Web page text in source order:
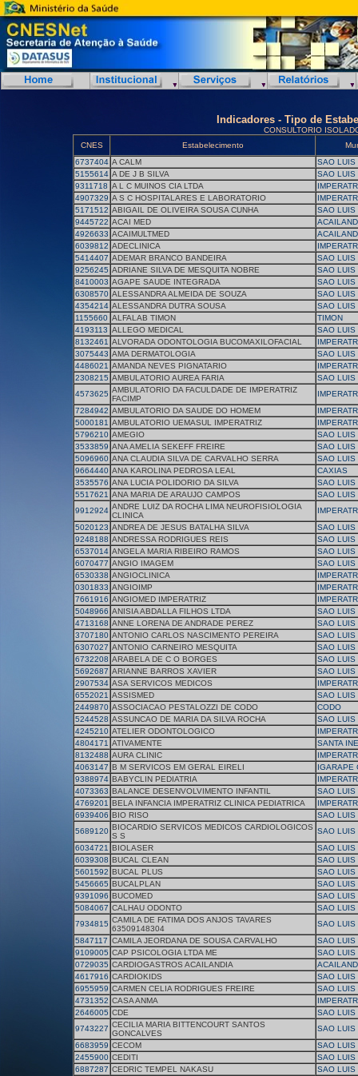
Indicadores - Tipo de
CONSULTORIO
CNES
Estabelecimento
6737404 A CALM
SAO LUIS
5155614 A DE J B SILVA
SAO LUIS
9311718 A L C MUINOS CIA LTDA
4907329 A S C HOSPITALARES E LABORATORIO
5171512 ABIGAIL DE OLIVEIRA SOUSA CUNHA
SAO LUIS
9445722 ACAI MED
4926633 ACAIMULTMED
6039812 ADECLINICA
5414407 ADEMAR BRANCO BANDEIRA
SAO LUIS
9256245 ADRIANE SILVA DE MESQUITA NOBRE
SAO LUIS
8410003 AGAPE SAUDE INTEGRADA
SAO LUIS
6308570 ALESSANDRA ALMEIDA DE SOUZA
SAO LUIS
4354214 ALESSANDRA DUTRA SOUSA
SAO LUIS
1155660 ALFALAB TIMON
TIMON
4193113 ALLEGO MEDICAL
SAO LUIS
8132461 ALVORADA ODONTOLOGIA BUCOMAXILOFACIAL
3075443 AMA DERMATOLOGIA
SAO LUIS
4486021 AMANDA NEVES PIGNATARIO
2308215 AMBULATORIO AUREA FARIA
SAO LUIS
4573625 AMBULATORIO DA FACULDADE DE IMPERATRIZ
FACIMP
7284942 AMBULATORIO DA SAUDE DO HOMEM
5000181 AMBULATORIO UEMASUL IMPERATRIZ
5796210 AMEGIO
SAO LUIS
3533859 ANA AMELIA SEKEFF FREIRE
SAO LUIS
5096960 ANA CLAUDIA SILVA DE CARVALHO SERRA
SAO LUIS
9664440 ANA KAROLINA PEDROSA LEAL
CAXIAS
3535576 ANA LUCIA POLIDORIO DA SILVA
SAO LUIS
5517621 ANA MARIA DE ARAUJO CAMPOS
SAO LUIS
9912924 ANDRE LUIZ DA ROCHA LIMA NEUROFISIOLOGIA
CLINICA
5020123 ANDREA DE JESUS BATALHA SILVA
SAO LUIS
9248188 ANDRESSA RODRIGUES REIS
SAO LUIS
6537014 ANGELA MARIA RIBEIRO RAMOS
SAO LUIS
6070477 ANGIO IMAGEM
SAO LUIS
6530338 ANGIOCLINICA
0301833 ANGIOIMP
7661916 ANGIOMED IMPERATRIZ
5048966 ANISIA ABDALLA FILHOS LTDA
SAO LUIS
4713168 ANNE LORENA DE ANDRADE PEREZ
SAO LUIS
3707180 ANTONIO CARLOS NASCIMENTO PEREIRA
SAO LUIS
6307027 ANTONIO CARNEIRO MESQUITA
SAO LUIS
6732208 ARABELA DE C O BORGES
SAO LUIS
5692687 ARIANNE BARROS XAVIER
SAO LUIS
2907534 ASA SERVICOS MEDICOS
6552021 ASSISMED
SAO LUIS
2449870 ASSOCIACAO PESTALOZZI DE CODO
CODO
5244528 ASSUNCAO DE MARIA DA SILVA ROCHA
SAO LUIS
4245210 ATELIER ODONTOLOGICO
4804171 ATIVAMENTE
SANTA
8132488 AURA CLINIC
4063147 B M SERVICOS EM GERAL EIRELI
IGARAPE
9388974 BABYCLIN PEDIATRIA
4073363 BALANCE DESENVOLVIMENTO INFANTIL
SAO LUIS
4769201 BELA INFANCIA IMPERATRIZ CLINICA PEDIATRICA
6939406 BIO RISO
SAO LUIS
5689120 BIOCARDIO SERVICOS MEDICOS CARDIOLOGICOS
S S
SAO LUIS
6034721 BIOLASER
SAO LUIS
6039308 BUCAL CLEAN
SAO LUIS
5601592 BUCAL PLUS
SAO LUIS
5456665 BUCALPLAN
SAO LUIS
9391096 BUCOMED
SAO LUIS
5084067 CALHAU ODONTO
SAO LUIS
7934815 CAMILA DE FATIMA DOS ANJOS TAVARES
63509148304
SAO LUIS
5847117 CAMILA JEORDANA DE SOUSA CARVALHO
SAO LUIS
9109005 CAP PSICOLOGIA LTDA ME
SAO LUIS
0729035 CARDIOGASTROS ACAILANDIA
4617916 CARDIOKIDS
SAO LUIS
6955959 CARMEN CELIA RODRIGUES FREIRE
SAO LUIS
4731352 CASA ANMA
2646005 CDE
SAO LUIS
9743227 CECILIA MARIA BITTENCOURT SANTOS
GONCALVES
SAO LUIS
6683959 CECOM
SAO LUIS
2455900 CEDITI
SAO LUIS
6887287 CEDRIC TEMPEL NAKASU
SAO LUIS